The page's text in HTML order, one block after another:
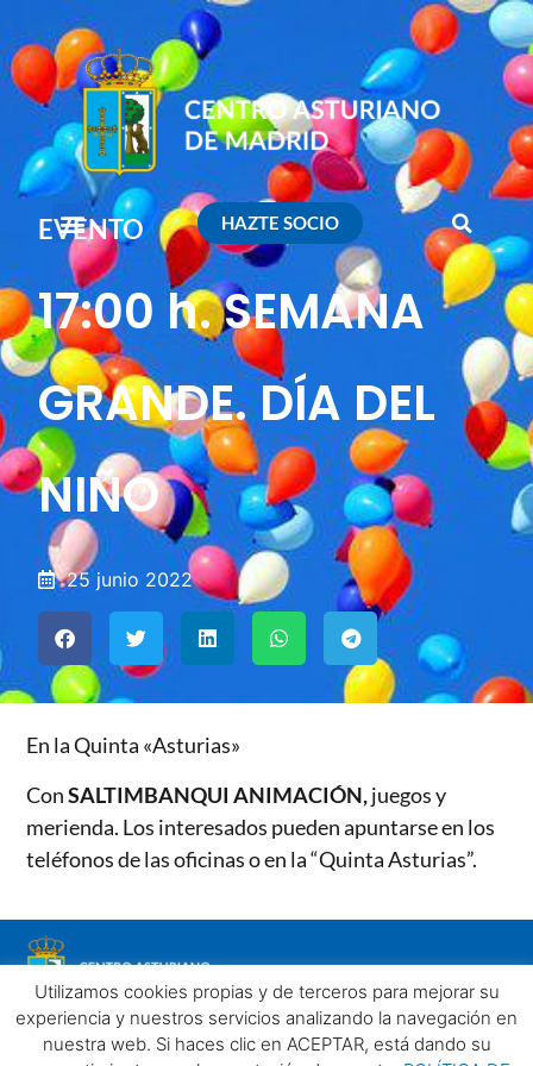
HAZTE SOCIO
EVENTO
17:00 h. SEMANA
GRANDE. DÍA DEL
NIÑO
25 junio 2022
En la Quinta «Asturias»
ConSALTIMBANQUI ANIMACIÓN,juegos y
merienda. Los interesados pueden apuntarse en los
teléfonos de las oficinas o en la “Quinta Asturias”.
Utilizamos cookies propias y de terceros para mejorar su
experiencia y nuestros servicios analizando la navegación en
nuestra web. Si haces clic en ACEPTAR, está dando su